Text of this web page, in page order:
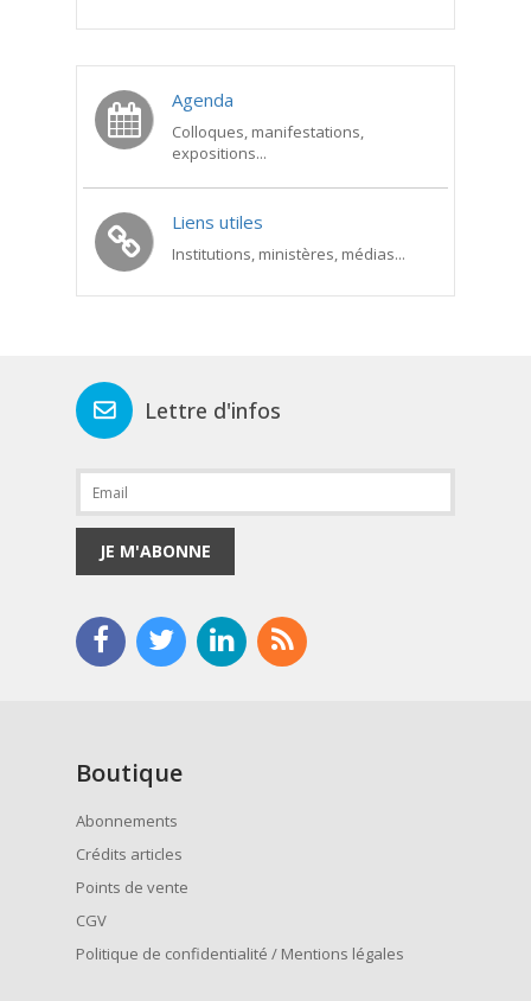
Agenda
Colloques, manifestations,
expositions...
Liens utiles
Institutions, ministères, médias...
Lettre d'infos
JE M'ABONNE
Boutique
Abonnements
Crédits articles
Points de vente
CGV
Politique de confidentialité / Mentions légales